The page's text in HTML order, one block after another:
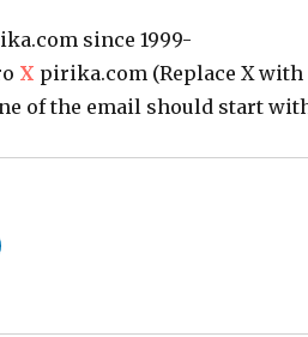
since 1999-
X pirika.com (Replace X with
of the email should start